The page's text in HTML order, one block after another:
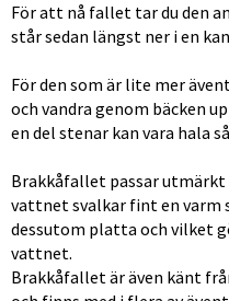
För att nå fallet tar du den
står sedan längst ner i en
För den som är lite mer
och vandra genom bäcken
en del stenar kan vara hala
Brakkåfallet passar
vattnet svalkar fint en varm
dessutom platta och vilket
vattnet.
Brakkåfallet är även känt